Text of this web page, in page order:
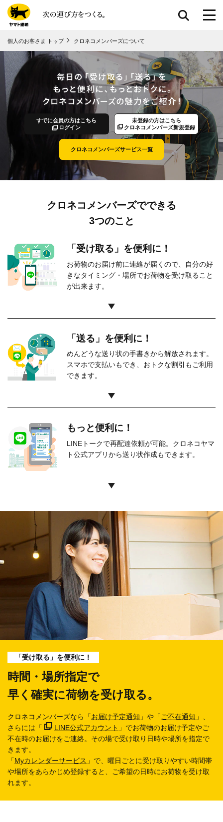
ページ本⽂に移動
フッターに移動
個人のお客さま トップ クロネコメンバーズについて
すでに会員の方はこちら
ログイン
未登録の方はこちら
クロネコメンバーズ新規登録
クロネコメンバーズサービス一覧
クロネコメンバーズでできる
3つのこと
「受け取る」を便利に！
お荷物のお届け前に連絡が届くので、
自分の好
きなタイミング・場所でお荷物を受け取ること
が出来ます。
「送る」を便利に！
めんどうな送り状の手書きから解放されます。
スマホで支払いもでき、 おトクな割引もご利用
できます。
もっと便利に！
LINEトークで再配達依頼が可能。 クロネコヤマ
ト公式アプリから送り状作成もできます。
「受け取る」を便利に！
時間・場所指定で
早く確実に荷物を受け取る。
クロネコメンバーズなら「お届け予定通知 」や「ご不在通知 」、
さらには「
LINE公式アカウント 」でお荷物のお届け予定やご
不在時のお届けをご連絡。その場で受け取り日時や場所を指定で
きます。
「Myカレンダーサービス 」で、曜日ごとに受け取りやすい時間帯
や場所をあらかじめ登録すると、ご希望の日時にお荷物を受け取
れます。